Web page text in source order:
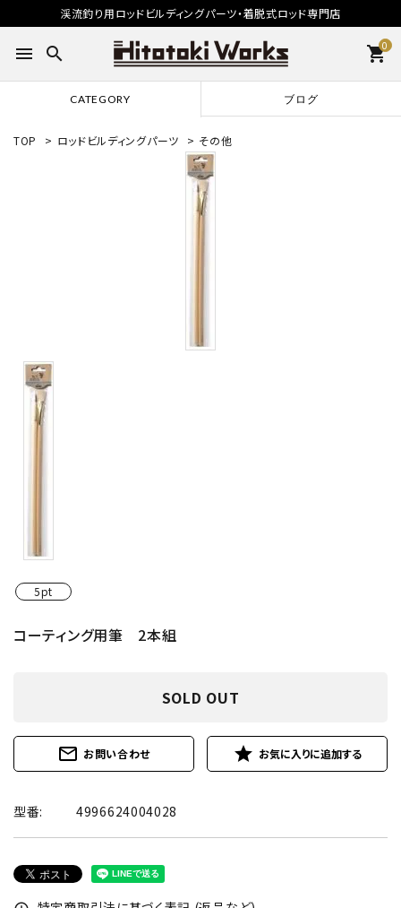
渓流釣り用ロッドビルディングパーツ・着脱式ロッド専門店
menu search 0
shopping_cart
CATEGORY ブログ
TOP > ロッドビルディングパーツ > その他
5pt
コーティング用筆 2本組
SOLD OUT
mail_outline お問い合わせ star
型番: 4996624004028